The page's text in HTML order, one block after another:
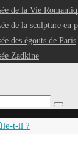
de la Vie
de la sculpture en
des égouts de Paris
Zadkine
t-il ?